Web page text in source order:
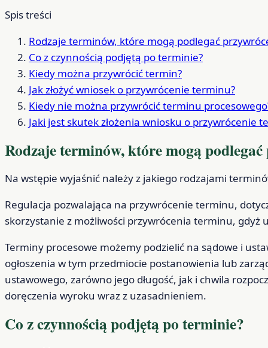
Spis treści
Rodzaje terminów, które mogą podlegać
Co z czynnością podjętą po terminie?
Kiedy można przywrócić termin?
Jak złożyć wniosek o przywrócenie terminu?
Kiedy nie można przywrócić terminu
Jaki jest skutek złożenia wniosku o przywrócenie
Rodzaje terminów, które mogą
Na wstępie wyjaśnić należy z jakiego rodzajami
Regulacja pozwalająca na przywrócenie terminu,
skorzystanie z możliwości przywrócenia terminu, gdyż
Terminy procesowe możemy podzielić na sądowe i
ogłoszenia w tym przedmiocie postanowienia lub
ustawowego, zarówno jego długość, jak i chwila
doręczenia wyroku wraz z uzasadnieniem.
Co z czynnością podjętą po terminie?